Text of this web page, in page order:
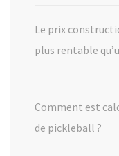
Le prix
plus rentable
Comment est
de pickleball ?